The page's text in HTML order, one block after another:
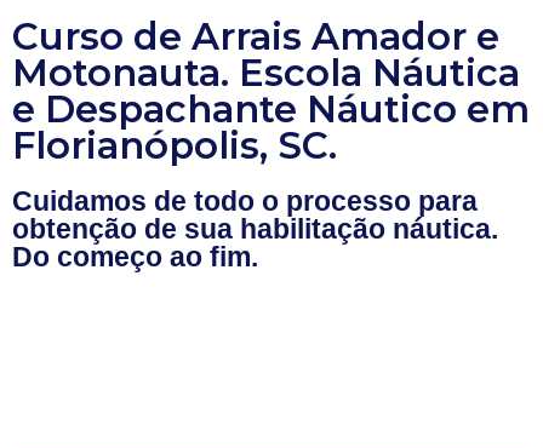
Curso de Arrais Amador e
Motonauta. Escola Náutica
e Despachante Náutico em
Florianópolis, SC.
Cuidamos de todo o processo para
obtenção de sua habilitação náutica.
Do começo ao fim.